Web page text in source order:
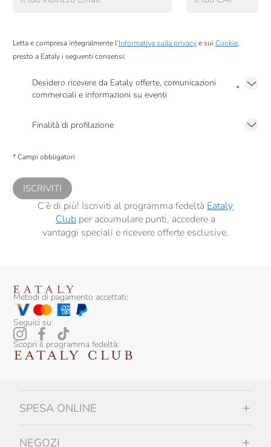
Letta e compresa integralmente l’Informativa sulla privacye sui Cookie,
presto a Eataly i seguenti consensi:
Desidero ricevere da Eataly offerte, comunicazioni
commerciali e informazioni su eventi
*
Finalità di profilazione
comunicazioni commerciali personalizzate, in caso di consenso prestato ai
* Campi obbligatori
ISCRIVITI
C’è di più! Iscriviti al programma fedeltà Eataly
Clubper accumulare punti, accedere a
vantaggi speciali e ricevere offerte esclusive.
Metodi di pagamento accettati:
Seguici su:
Scopri il programma fedeltà:
SPESA ONLINE
NEGOZI